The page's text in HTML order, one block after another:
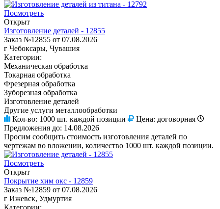
Посмотреть
Открыт
Изготовление деталей - 12855
Заказ №12855 от 07.08.2026
г Чебоксары, Чувашия
Категории:
Механическая обработка
Токарная обработка
Фрезерная обработка
Зуборезная обработка
Изготовление деталей
Другие услуги металлообработки
Кол-во: 1000 шт. каждой позиции Цена: договорная
Предложения до: 14.08.2026
Просим сообщить стоимость изготовления деталей по
чертежам во вложении, количество 1000 шт. каждой позиции.
Посмотреть
Открыт
Покрытие хим окс - 12859
Заказ №12859 от 07.08.2026
г Ижевск, Удмуртия
Категории: